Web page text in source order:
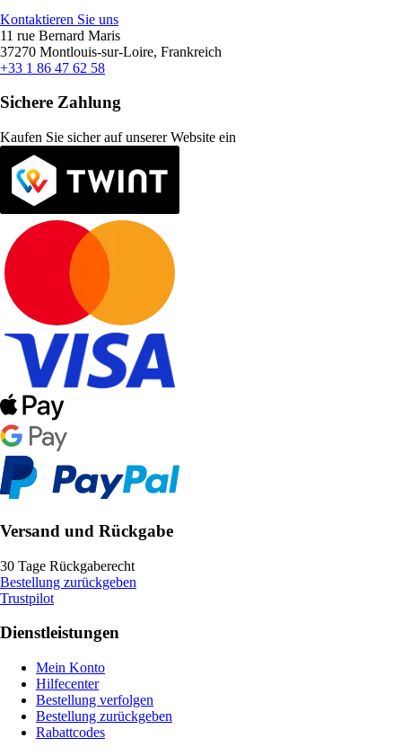
Kontaktieren Sie uns
11 rue Bernard Maris
37270 Montlouis-sur-Loire, Frankreich
+33 1 86 47 62 58
Sichere Zahlung
Kaufen Sie sicher auf unserer Website ein
Versand und Rückgabe
30 Tage Rückgaberecht
Bestellung zurückgeben
Trustpilot
Dienstleistungen
Mein Konto
Hilfecenter
Bestellung verfolgen
Bestellung zurückgeben
Rabattcodes